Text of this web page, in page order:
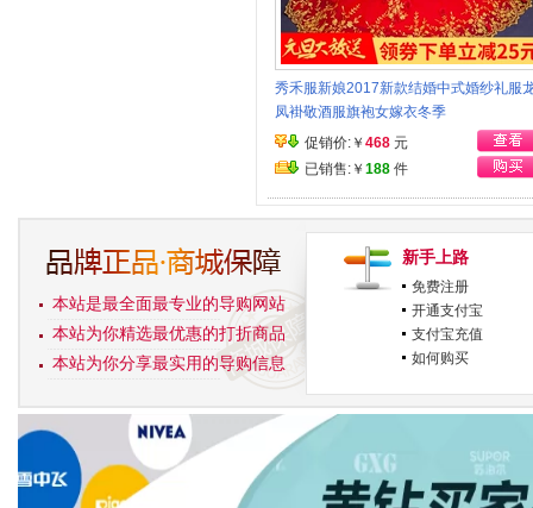
秀禾服新娘2017新款结婚中式婚纱礼服
凤褂敬酒服旗袍女嫁衣冬季
促销价:￥ 468 元
已销售:￥ 188 件
本站是最全面最专业的导购网站
本站为你精选最优惠的打折商品
本站为你分享最实用的导购信息
新手上路
免费注册
开通支付宝
支付宝充值
如何购买